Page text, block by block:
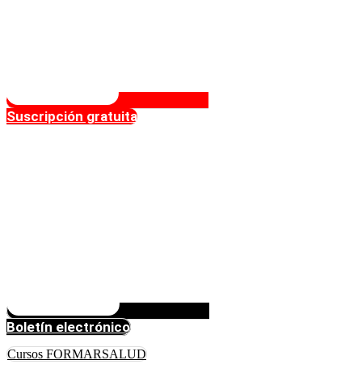
Suscripción gratuita
Boletín electrónico
Cursos FORMARSALUD